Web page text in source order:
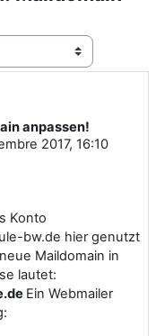
anpassen!
2017, 16:10
Konto
bw.de hier genutzt
Maildomain in
lautet:
Ein Webmailer